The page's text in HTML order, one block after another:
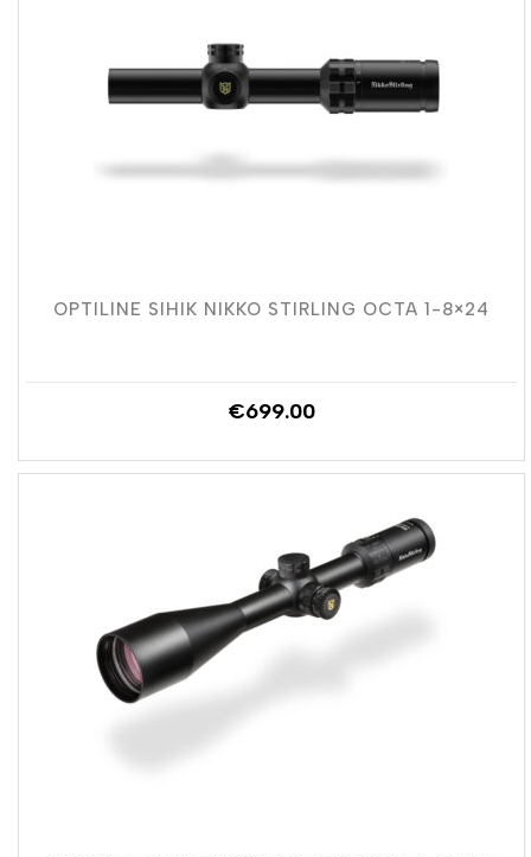
OPTILINE SIHIK NIKKO STIRLING OCTA 1-8×24
€699.00